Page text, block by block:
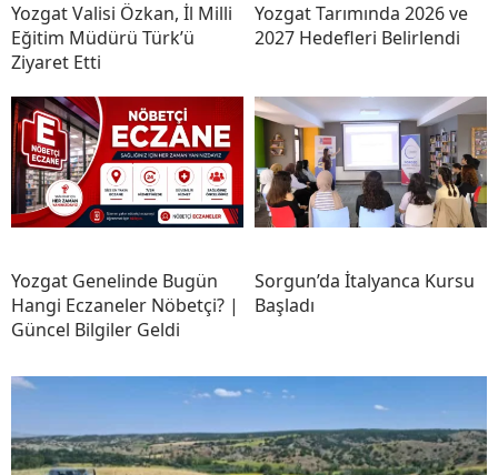
Yozgat Valisi Özkan, İl Milli
Eğitim Müdürü Türk’ü
Ziyaret Etti
Yozgat Tarımında 2026 ve
2027 Hedefleri Belirlendi
Yozgat Genelinde Bugün
Hangi Eczaneler Nöbetçi? |
Güncel Bilgiler Geldi
Sorgun’da İtalyanca Kursu
Başladı